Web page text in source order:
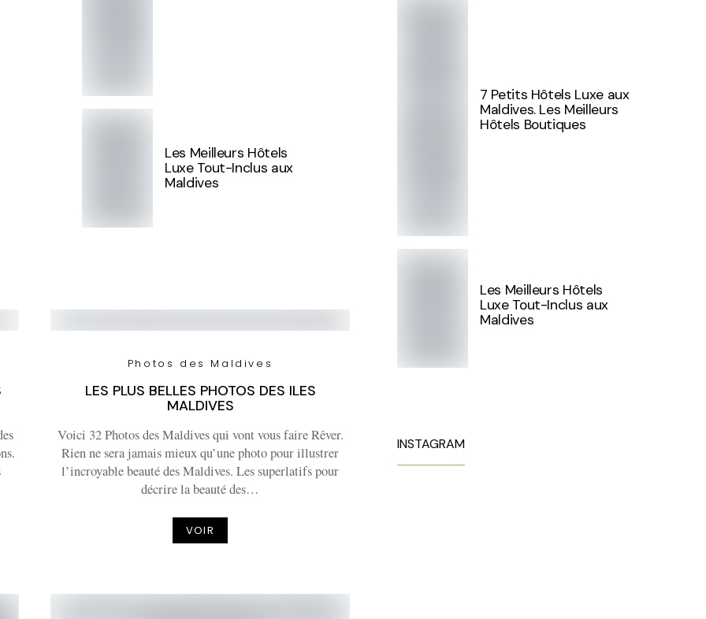
Les Meilleurs Hôtels
Luxe Tout-Inclus aux
Maldives
Photos des Maldives
LES PLUS BELLES PHOTOS DES ILES
MALDIVES
Voici 32 Photos des Maldives qui vont vous faire Rêver.
Rien ne sera jamais mieux qu’une photo pour illustrer
l’incroyable beauté des Maldives. Les superlatifs pour
décrire la beauté des…
VOIR
7 Petits Hôtels Luxe aux
Maldives. Les Meilleurs
Hôtels Boutiques
Les Meilleurs Hôtels
Luxe Tout-Inclus aux
Maldives
INSTAGRAM